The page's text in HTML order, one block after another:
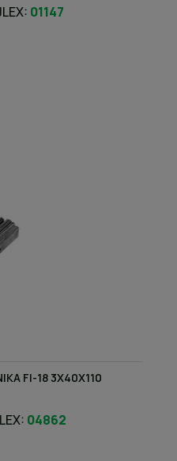
01147
FI-18 3X40X110
04862